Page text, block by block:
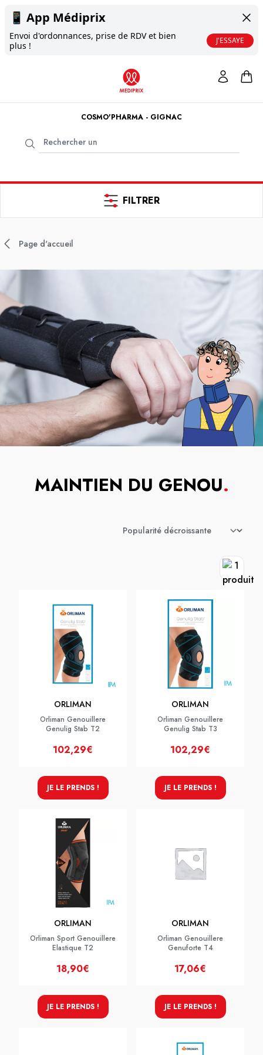
📱 App Médiprix
Envoi d'ordonnances, prise de RDV et bien
plus !
J'ESSAYE
COSMO'PHARMA - GIGNAC
FILTRER
Page d'accueil
MAINTIEN DU GENOU.
ORLIMAN
Orliman Genouillere
Genulig Stab T2
102,29€
JE LE PRENDS !
ORLIMAN
Orliman Genouillere
Genulig Stab T3
102,29€
JE LE PRENDS !
ORLIMAN
Orliman Sport Genouillere
Elastique T2
18,90€
JE LE PRENDS !
ORLIMAN
Orliman Genouillere
Genuforte T4
17,06€
JE LE PRENDS !